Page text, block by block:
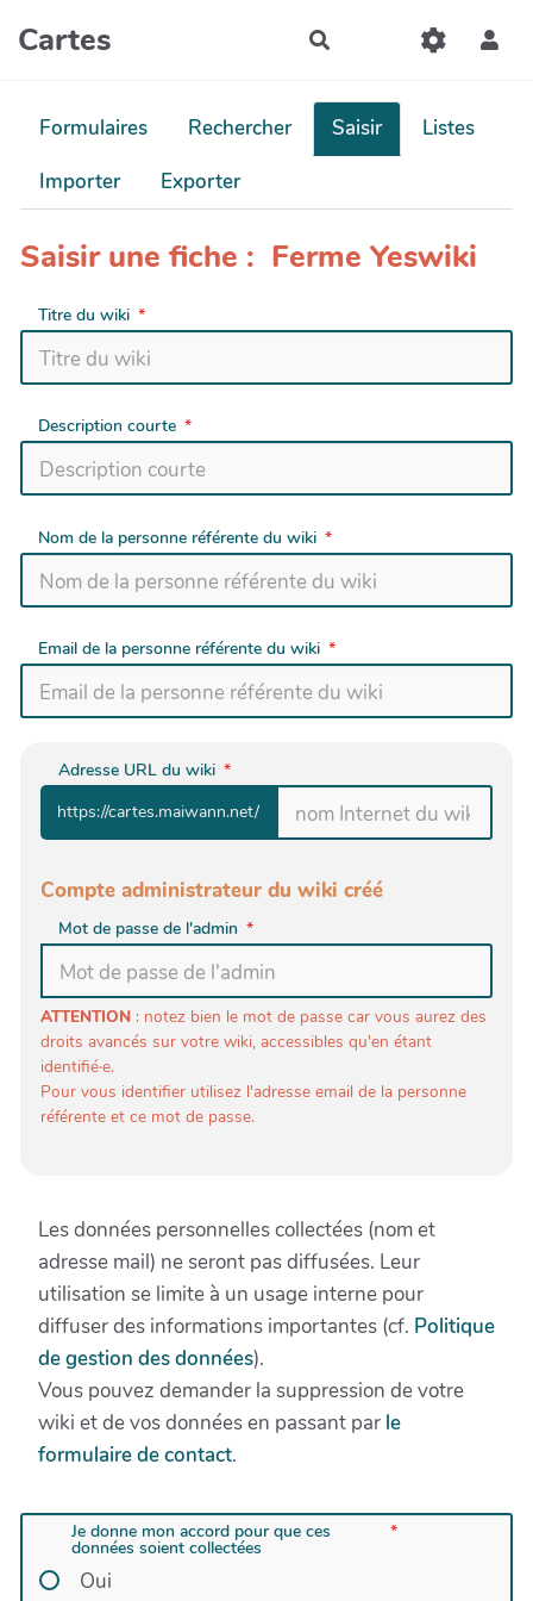
Aller au contenu principal
Cartes Rechercher
Formulaires Rechercher Saisir
Listes
Importer
Exporter
Saisir une fiche : Ferme Yeswiki
Titre du wiki
Description courte
Nom de la personne référente du wiki
Email de la personne référente du wiki
Adresse URL du wiki
https://cartes.maiwann.net/
Compte administrateur du wiki créé
Mot de passe de l'admin
ATTENTION : notez bien le mot de passe car vous aurez des
droits avancés sur votre wiki, accessibles qu'en étant
identifié·e.
Pour vous identifier utilisez l'adresse email de la personne
référente et ce mot de passe.
Les données personnelles collectées (nom et
adresse mail) ne seront pas diffusées. Leur
utilisation se limite à un usage interne pour
diffuser des informations importantes (cf. Politique
de gestion des données).
Vous pouvez demander la suppression de votre
wiki et de vos données en passant par le
formulaire de contact.
Je donne mon accord pour que ces
données soient collectées
Oui